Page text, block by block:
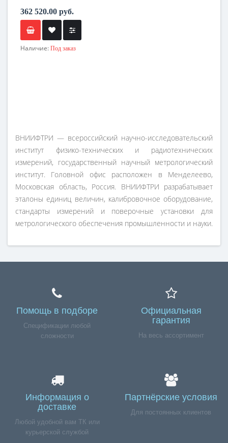
362 520.00 руб.
Наличие: Под заказ
ВНИИФТРИ — всероссийский научно-исследовательский
институт физико-технических и радиотехнических
измерений, государственный научный метрологический
институт. Головной офис расположен в Менделеево,
Московская область, Россия. ВНИИФТРИ разрабатывает
эталоны единиц величин, калибровочное оборудование,
стандарты измерений и поверочные установки для
метрологического обеспечения промышленности и науки.
Помощь в подборе
Спецификации любой
сложности
Официальная
гарантия
На весь ассортимент
Информация о
доставке
Любой удобной вам ТК или
курьерской службой
Партнёрские условия
Для постоянных клиентов